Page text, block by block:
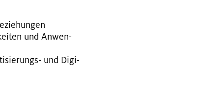
und An­wen­
und Di­gi­